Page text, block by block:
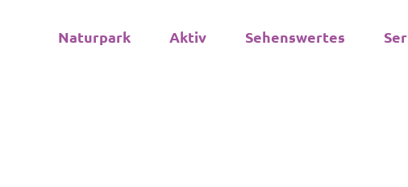
Naturpark Aktiv Sehenswertes